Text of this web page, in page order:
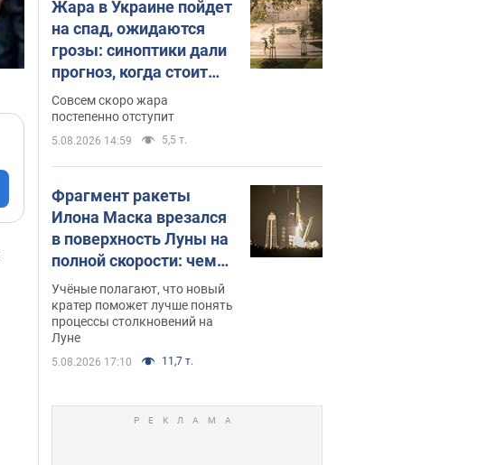
Жара в Украине пойдет
на спад, ожидаются
грозы: синоптики дали
прогноз, когда стоит
ожидать изменения
погоды
Совсем скоро жара
постепенно отступит
5.08.2026 14:59 5,5 т.
Фрагмент ракеты
Илона Маска врезался
в поверхность Луны на
полной скорости: чем
всё закончилось
Учёные полагают, что новый
кратер поможет лучше понять
процессы столкновений на
Луне
5.08.2026 17:10 11,7 т.